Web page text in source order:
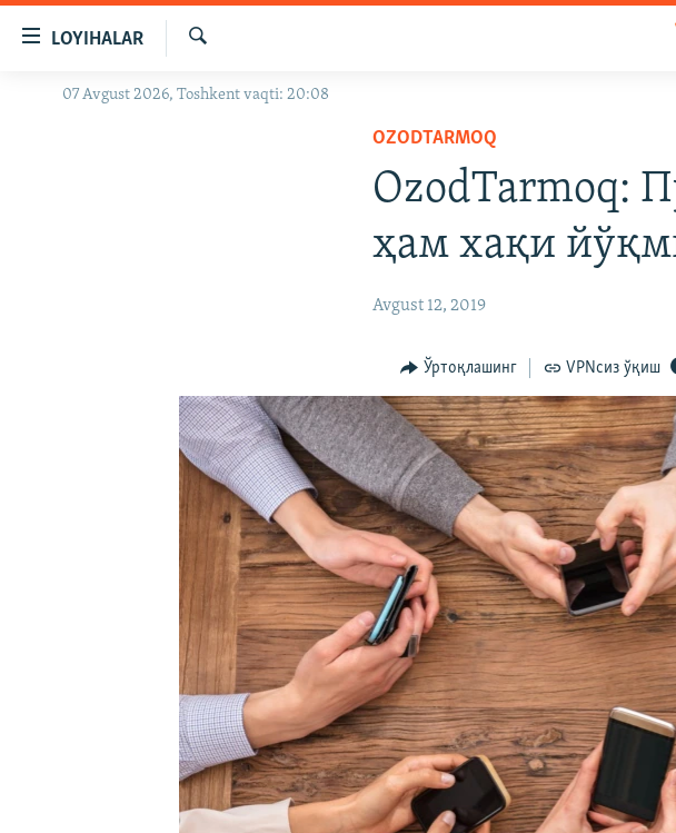
Бош
LOYIHALAR
OZODLIK SURISHTIRUVLARI
Излаш
07 Avgust 2026, Toshkent vaqti: 20:08
OZODTARMOQ
OzodTarmoq:
ҳам хақи
Avgust 12, 2019
Ўртоқлашинг VPNсиз ўқиш